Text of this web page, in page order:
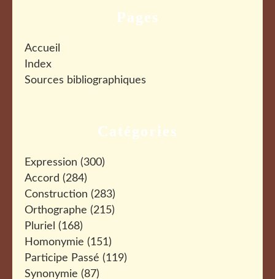
Catégories
Expression (300)
Accord (284)
Construction (283)
Orthographe (215)
Pluriel (168)
Homonymie (151)
Participe Passé (119)
Synonymie (87)
Pages
Accueil
Index
Sources bibliographiques